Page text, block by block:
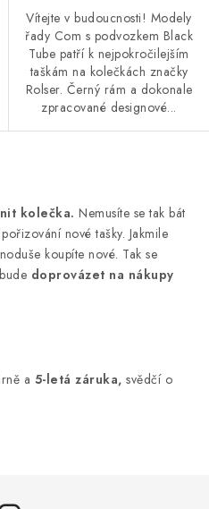
Vítejte v budoucnosti! Modely
řady Com s podvozkem Black
Tube patří k nejpokročilejším
taškám na kolečkách značky
Rolser. Černý rám a dokonale
zpracované designové...
kolečka. Nemusíte se tak bát
nové tašky. Jakmile
koupíte nové. Tak se
doprovázet na nákupy
a 5-letá záruka, svědčí o